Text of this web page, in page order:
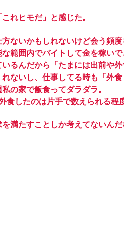
れヒモだ」と感じた。
ないかもしれないけど会う頻度
範囲内でバイトして金を稼い
るんだから「たまには出前や
ないし、仕事してる時も「外
の家で飯食ってダラダラ。
食したのは片手で数えられる程
を満たすことしか考えてないん